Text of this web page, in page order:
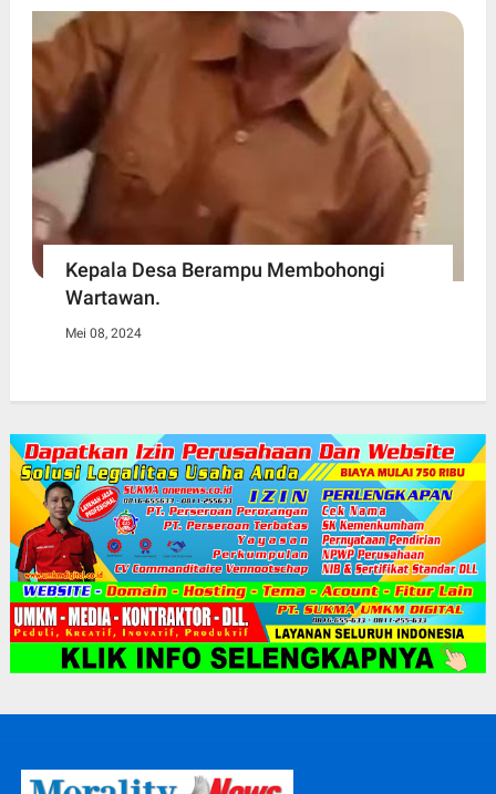
Kepala Desa Berampu Membohongi
Wartawan.
Mei 08, 2024